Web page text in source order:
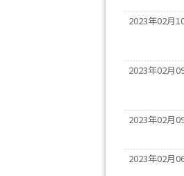
2023年02月
2023年02月
2023年02月
2023年02月